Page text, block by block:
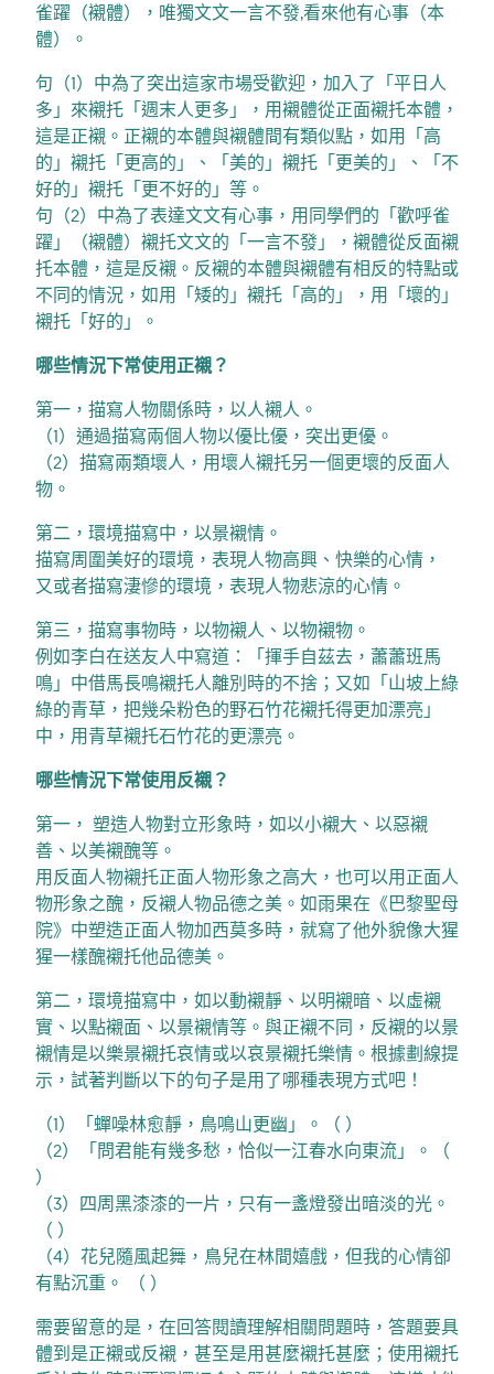
雀躍（襯體），唯獨文文一言不發,看來他有心事（本
體）。
句（1）中為了突出這家市場受歡迎，加入了「平日人
多」來襯托「週末人更多」，用襯體從正面襯托本體，
這是正襯。正襯的本體與襯體間有類似點，如用「高
的」襯托「更高的」、「美的」襯托「更美的」、「不
好的」襯托「更不好的」等。
句（2）中為了表達文文有心事，用同學們的「歡呼雀
躍」（襯體）襯托文文的「一言不發」，襯體從反面襯
托本體，這是反襯。反襯的本體與襯體有相反的特點或
不同的情況，如用「矮的」襯托「高的」，用「壞的」
襯托「好的」。
哪些情況下常使用正襯？
第一，描寫人物關係時，以人襯人。
（1）通過描寫兩個人物以優比優，突出更優。
（2）描寫兩類壞人，用壞人襯托另一個更壞的反面人
物。
第二，環境描寫中，以景襯情。
描寫周圍美好的環境，表現人物高興、快樂的心情，
又或者描寫淒慘的環境，表現人物悲涼的心情。
第三，描寫事物時，以物襯人、以物襯物。
例如李白在送友人中寫道：「揮手自茲去，蕭蕭班馬
鳴」中借馬長鳴襯托人離別時的不捨；又如「山坡上綠
綠的青草，把幾朵粉色的野石竹花襯托得更加漂亮」
中，用青草襯托石竹花的更漂亮。
哪些情況下常使用反襯？
第一， 塑造人物對立形象時，如以小襯大、以惡襯
善、以美襯醜等。
用反面人物襯托正面人物形象之高大，也可以用正面人
物形象之醜，反襯人物品德之美。如雨果在《巴黎聖母
院》中塑造正面人物加西莫多時，就寫了他外貌像大猩
猩一樣醜襯托他品德美。
第二，環境描寫中，如以動襯靜、以明襯暗、以虛襯
實、以點襯面、以景襯情等。與正襯不同，反襯的以景
襯情是以樂景襯托哀情或以哀景襯托樂情。根據劃線提
示，試著判斷以下的句子是用了哪種表現方式吧！
（1）「蟬噪林愈靜，鳥鳴山更幽」。（ ）
（2）「問君能有幾多愁，恰似一江春水向東流」。（
）
（3）四周黑漆漆的一片，只有一盞燈發出暗淡的光。
（ ）
（4）花兒隨風起舞，鳥兒在林間嬉戲，但我的心情卻
有點沉重。 （ ）
需要留意的是，在回答閱讀理解相關問題時，答題要具
體到是正襯或反襯，甚至是用甚麼襯托甚麼；使用襯托